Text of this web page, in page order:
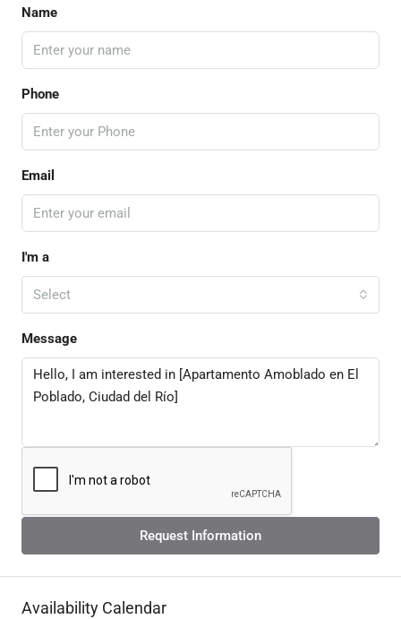
Name
Phone
Email
I'm a
Select
Message
Request Information
Availability Calendar